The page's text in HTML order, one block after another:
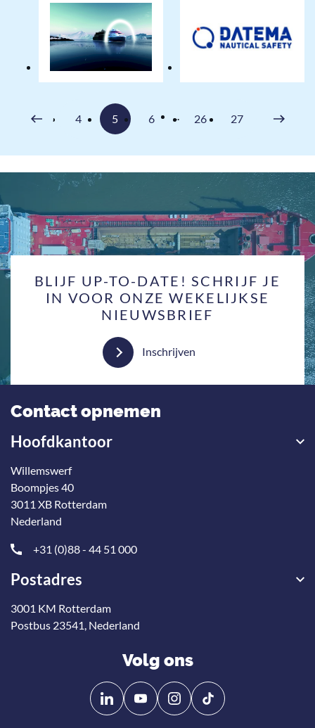
Danfoss
BV
Datema
4 5 6 ... 26 27
BLIJF UP-TO-DATE! SCHRIJF JE
IN VOOR ONZE WEKELIJKSE
NIEUWSBRIEF
Inschrijven
Contact opnemen
Hoofdkantoor
Willemswerf
Boompjes 40
3011 XB Rotterdam
Nederland
+31 (0)88 - 44 51 000
Postadres
3001 KM Rotterdam
Postbus 23541, Nederland
Volg ons
Volg
ons
Volg
ons